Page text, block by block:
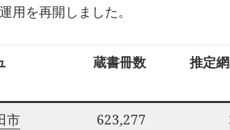
用を再開しました。
蔵書冊数 推定
市 623,277